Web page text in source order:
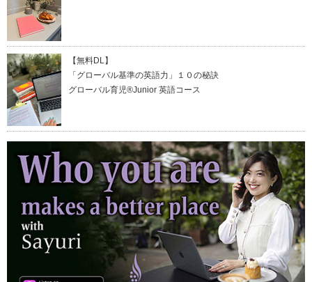
【無料DL】
「グローバル基準の英語力」１０の秘訣
グローバル育児®Junior 英語コース